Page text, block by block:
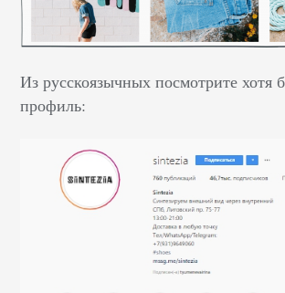
Из русскоязычных посмотрите хотя
профиль: